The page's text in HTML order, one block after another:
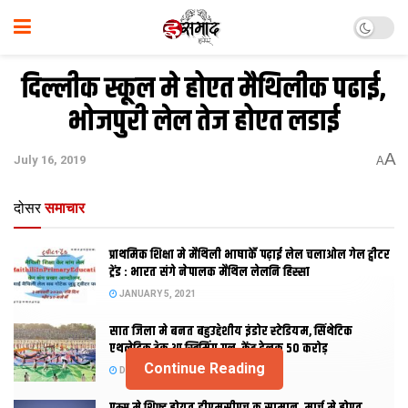
दिल्लीक स्कूल मे होएत मैथिलीक पढाई,
भोजपुरी लेल तेज होएत लडाई
July 16, 2019 AA
दोसर समाचार
प्राथमिक शि‍क्षा मे मैथि‍ली भाषाकेँ पढ़ाई लेल चलाओल गेल ट्वीटर
ट्रेंड : भारत संगे नेपालक मैथिल लेलनि हिस्सा
JANUARY 5, 2021
सात जिला मे बनत बहुउद्देशीय इंडोर स्‍टेडि‍यम, सिंथेटिक
एथलेटिक ट्रेक आ स्विमिंग पुल, केंद्र देलक 50 करोड़
DECEMBER 26, 2020
Continue Reading